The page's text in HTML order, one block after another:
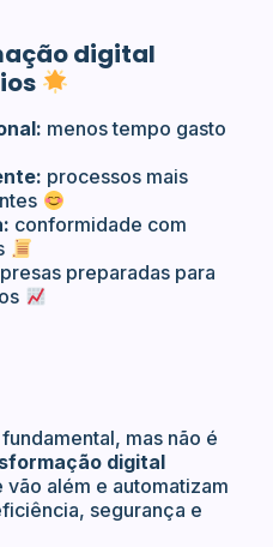
digital
menos tempo gasto
processos mais
conformidade com
preparadas para
mas não é
digital
vão além e automatizam
segurança e